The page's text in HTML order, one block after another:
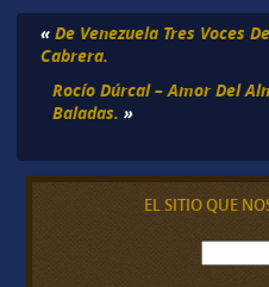
« De Venezuela Tres Voces
Cabrera.
Rocío Dúrcal – Amor Del
Baladas. »
EL SITIO QUE
B
u